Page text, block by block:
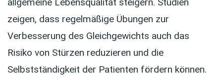
allgemeine Lebensqualität steigern. Studien
zeigen, dass regelmäßige Übungen zur
Verbesserung des Gleichgewichts auch das
Risiko von Stürzen reduzieren und die
Selbstständigkeit der Patienten fördern können.